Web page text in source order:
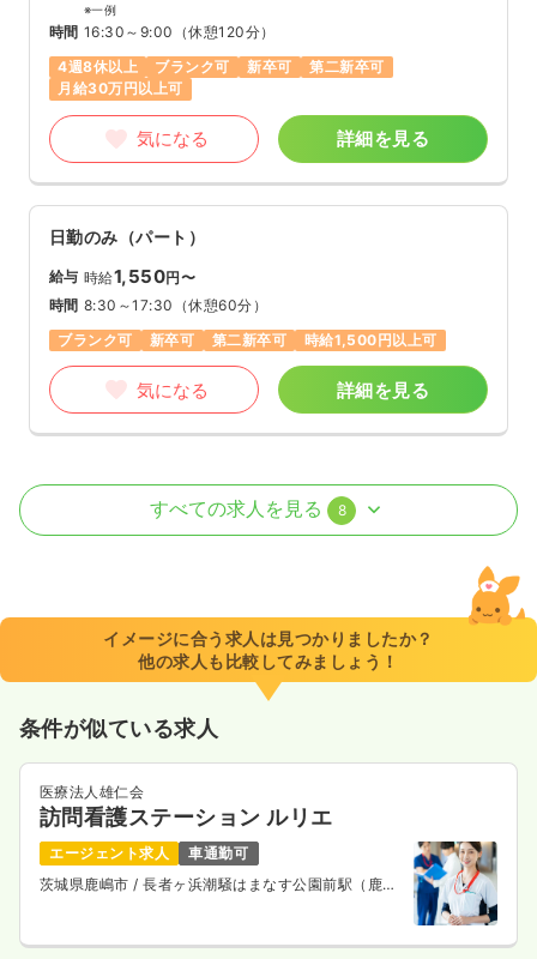
※一例
時間 16:30～9:00 （休憩120分）
4週8休以上
ブランク可 新卒可
第二新卒可
月給30万円以上可
気になる 詳細を見る
日勤のみ（パート）
給与 時給1,550円〜
時間 8:30～17:30 （休憩60分）
ブランク可
新卒可 第二新卒可 時給1,500円以上可
気になる 詳細を見る
外来 正・准看護師
8:30～17:30（休憩60分）
日祝休み
ブランク可 新卒可
第二新卒可
3交代（常勤） 一時募集休止
給与 32.0万円/月 賞与83.4万円
すべての求人を見る 8
イメージに合う求人は見つかりましたか？
他の求人も比較してみましょう！
条件が似ている求人
医療法人雄仁会
訪問看護ステーション ルリエ
エージェント求人
車通勤可
茨城県鹿嶋市/ 長者ヶ浜潮騒はまなす公園前駅（鹿島